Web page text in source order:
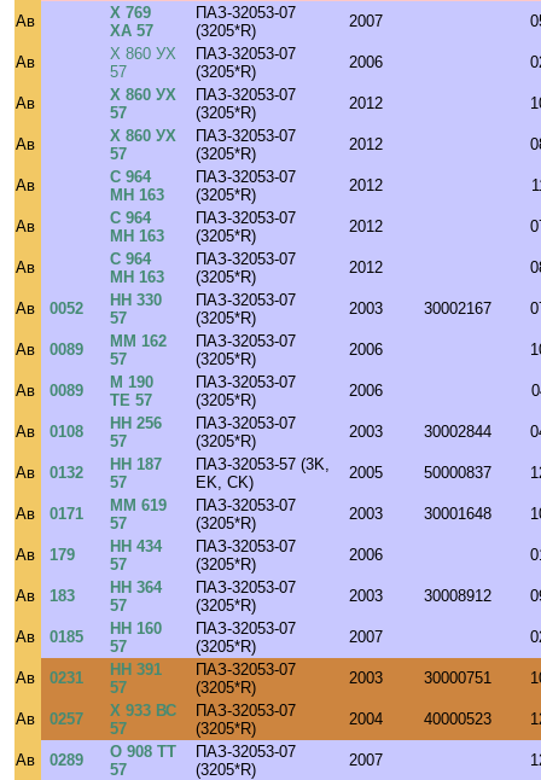
Ав
Х 769
ХА 57
ПАЗ-32053-07
(3205*R)
2007
Ав
Х 860 УХ
57
ПАЗ-32053-07
(3205*R)
2006
Ав
Х 860 УХ
57
ПАЗ-32053-07
(3205*R)
2012
Ав
Х 860 УХ
57
ПАЗ-32053-07
(3205*R)
2012
Ав
С 964
МН 163
ПАЗ-32053-07
(3205*R)
2012
Ав
С 964
МН 163
ПАЗ-32053-07
(3205*R)
2012
Ав
С 964
МН 163
ПАЗ-32053-07
(3205*R)
2012
Ав 0052
НН 330
57
ПАЗ-32053-07
(3205*R)
2003 30002167
Ав 0089
ММ 162
57
ПАЗ-32053-07
(3205*R)
2006
Ав 0089
М 190
ТЕ 57
ПАЗ-32053-07
(3205*R)
2006
Ав 0108
НН 256
57
ПАЗ-32053-07
(3205*R)
2003 30002844
Ав 0132
НН 187
57
ПАЗ-32053-57 (3K,
EK, CK)
2005 50000837
Ав 0171
ММ 619
57
ПАЗ-32053-07
(3205*R)
2003 30001648
Ав 179
НН 434
57
ПАЗ-32053-07
(3205*R)
2006
Ав 183
НН 364
57
ПАЗ-32053-07
(3205*R)
2003 30008912
Ав 0185
НН 160
57
ПАЗ-32053-07
(3205*R)
2007
Ав 0231
НН 391
57
ПАЗ-32053-07
(3205*R)
2003 30000751
Ав 0257
Х 933 ВС
57
ПАЗ-32053-07
(3205*R)
2004 40000523
Ав 0289
О 908 ТТ
57
ПАЗ-32053-07
(3205*R)
2007